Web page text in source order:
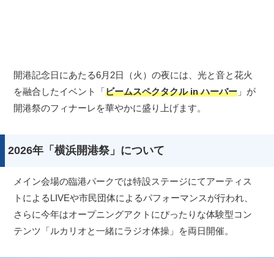
開港記念日にあたる6月2日（火）の夜には、光と音と花火
を融合したイベント「ビームスペクタクル in ハーバー 」が
開港祭のフィナーレを華やかに盛り上げます。
2026年「横浜開港祭」について
メイン会場の臨港パークでは特設ステージにてアーティス
トによるLIVEや市民団体によるパフォーマンスが行われ、
さらに今年はオープニングアクトにぴったりな体験型コン
テンツ「ルカリオと一緒にラジオ体操」を両日開催。